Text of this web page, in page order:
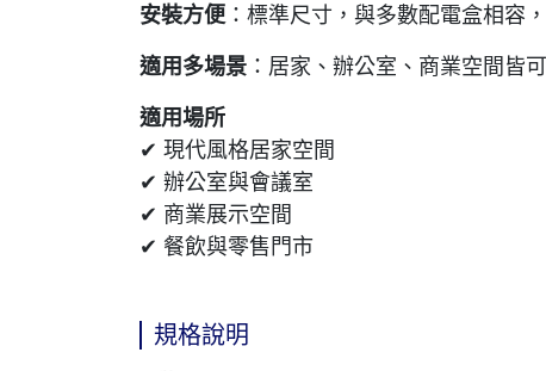
安裝方便：標準尺寸，與多數配電盒相容
適用多場景 ：居家、辦公室、商業空間皆
適用場所
✔ 現代風格居家空間
✔ 辦公室與會議室
✔ 商業展示空間
✔ 餐飲與零售門市
規格說明